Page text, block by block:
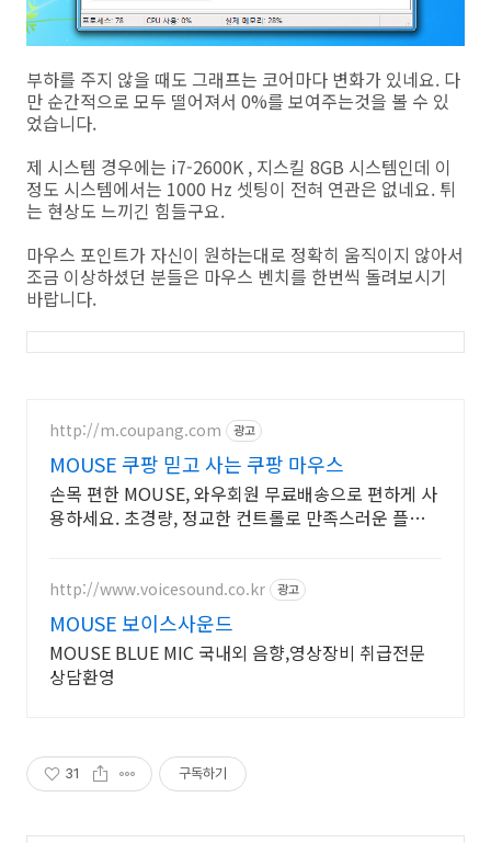
부하를 주지 않을 때도 그래프는 코어마다 변화가 있네요. 다
만 순간적으로 모두 떨어져서 0%를 보여주는것을 볼 수 있
었습니다.
제 시스템 경우에는 i7-2600K , 지스킬 8GB 시스템인데 이
정도 시스템에서는 1000 Hz 셋팅이 전혀 연관은 없네요. 튀
는 현상도 느끼긴 힘들구요.
마우스 포인트가 자신이 원하는대로 정확히 움직이지 않아서
조금 이상하셨던 분들은 마우스 벤치를 한번씩 돌려보시기
바랍니다.
http://m.coupang.com 광고
MOUSE 쿠팡 믿고 사는 쿠팡 마우스
손목 편한 MOUSE, 와우회원 무료배송으로 편하게 사
용하세요. 초경량, 정교한 컨트롤로 만족스러운 플레이
http://www.voicesound.co.kr 광고
MOUSE 보이스사운드
MOUSE BLUE MIC 국내외 음향,영상장비 취급전문
상담환영
31 구독하기